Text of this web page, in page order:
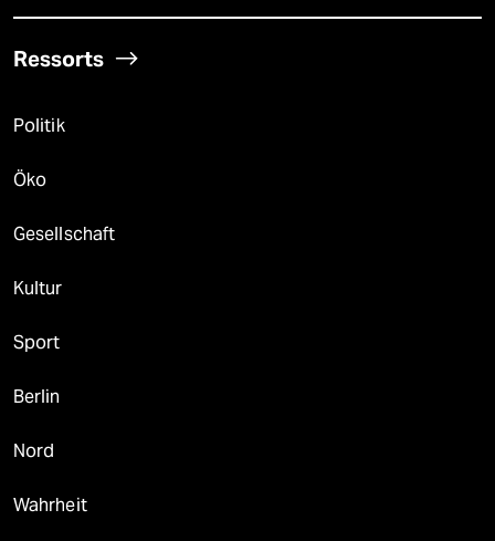
Ressorts
Politik
Öko
Gesellschaft
Kultur
Sport
Berlin
Nord
Wahrheit